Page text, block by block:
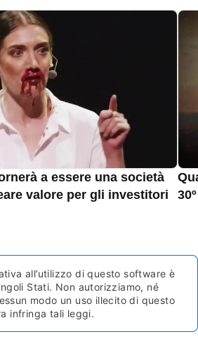
a essere una società
valore per gli investitori
all’utilizzo di questo software è
Stati. Non autorizziamo, né
modo un uso illecito di questo
infringa tali leggi.